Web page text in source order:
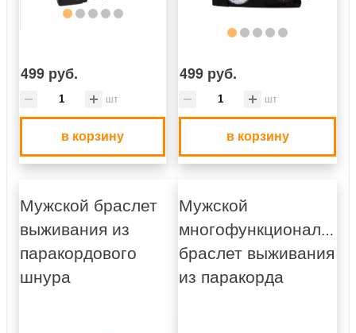
499 руб.
шт
в корзину
499 руб.
шт
в корзину
Мужской браслет
выживания из
паракордового
шнура
Мужской
браслет выживания
из паракорда